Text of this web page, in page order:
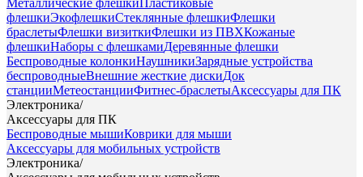
Металлические флешкиПластиковые
флешкиЭкофлешкиСтеклянные флешкиФлешки
браслетыФлешки визиткиФлешки из ПВХКожаные
флешкиНаборы с флешкамиДеревянные флешки
Беспроводные колонкиНаушникиЗарядные устройства
беспроводныеВнешние жесткие дискиДок
станцииМетеостанцииФитнес-браслетыАксессуары для ПК
Электроника/
Аксессуары для ПК
Беспроводные мышиКоврики для мыши
Аксессуары для мобильных устройств
Электроника/